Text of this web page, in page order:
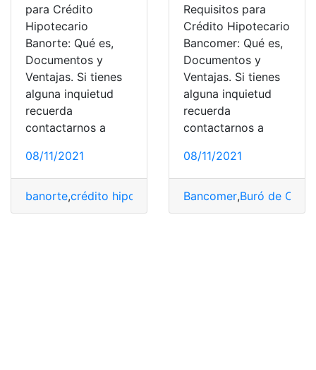
para Crédito
Hipotecario
Banorte: Qué es,
Documentos y
Ventajas. Si tienes
alguna inquietud
recuerda
contactarnos a
08/11/2021
banorte,crédito hipotecario Documentos,México ,
Requisitos para
Crédito Hipotecario
Bancomer: Qué es,
Documentos y
Ventajas. Si tienes
alguna inquietud
recuerda
contactarnos a
08/11/2021
Bancomer,Buró de